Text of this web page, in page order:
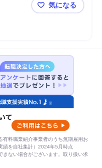
【整備士/
気になる
料職業紹介事業者のうち無期雇用お
績を自社集計）2024年5月時点
ない場合がございます。取り扱い求